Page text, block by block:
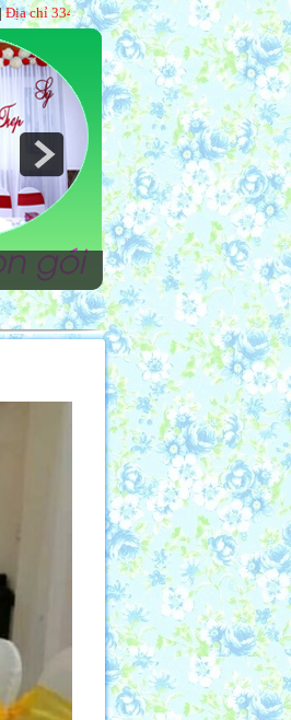
Lê Trọng Tấn, phường Tây Thạnh, quận Tân